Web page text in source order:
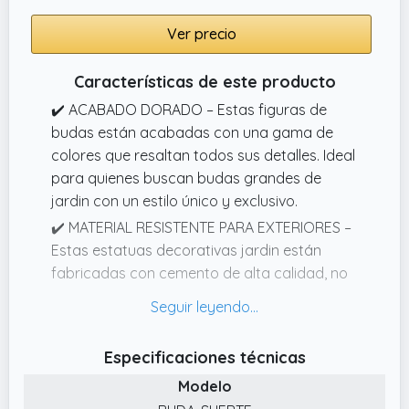
jardín zen relajante y atemporal.
Ver precio
Características de este producto
✔️ ACABADO DORADO – Estas figuras de
budas están acabadas con una gama de
colores que resaltan todos sus detalles. Ideal
para quienes buscan budas grandes de
jardin con un estilo único y exclusivo.
✔️ MATERIAL RESISTENTE PARA EXTERIORES –
Estas estatuas decorativas jardin están
fabricadas con cemento de alta calidad, no
jardín exterior especialmente diseñadas
paso del tiempo.
✔️ FABRICACIÓN ARTESANA EN ESPAÑA
Especificaciones técnicas
Modelo